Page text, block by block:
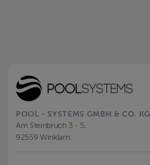
POOL - SYSTEMS GMBH & CO. KG
Am Steinbruch 3 - 5,
92559 Winklarn